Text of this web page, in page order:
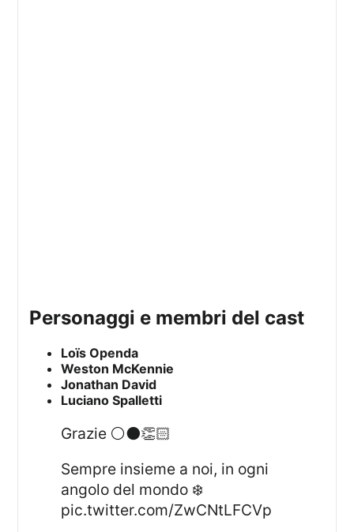
personaggi e membri del cast
Loïs Openda
Weston McKennie
Jonathan David
Luciano Spalletti
Grazie ⚪️⚫️👏🏻
Sempre insieme a noi, in ogni
angolo del mondo ❄️
pic.twitter.com/ZwCNtLFCVp